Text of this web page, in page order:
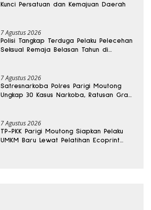
Kunci Persatuan dan Kemajuan Daerah
7 Agustus 2026
Polisi Tangkap Terduga Pelaku Pelecehan
Seksual Remaja Belasan Tahun di
7 Agustus 2026
Satresnarkoba Polres Parigi Moutong
Ungkap 30 Kasus Narkoba, Ratusan Gram
7 Agustus 2026
TP-PKK Parigi Moutong Siapkan Pelaku
UMKM Baru Lewat Pelatihan Ecoprint